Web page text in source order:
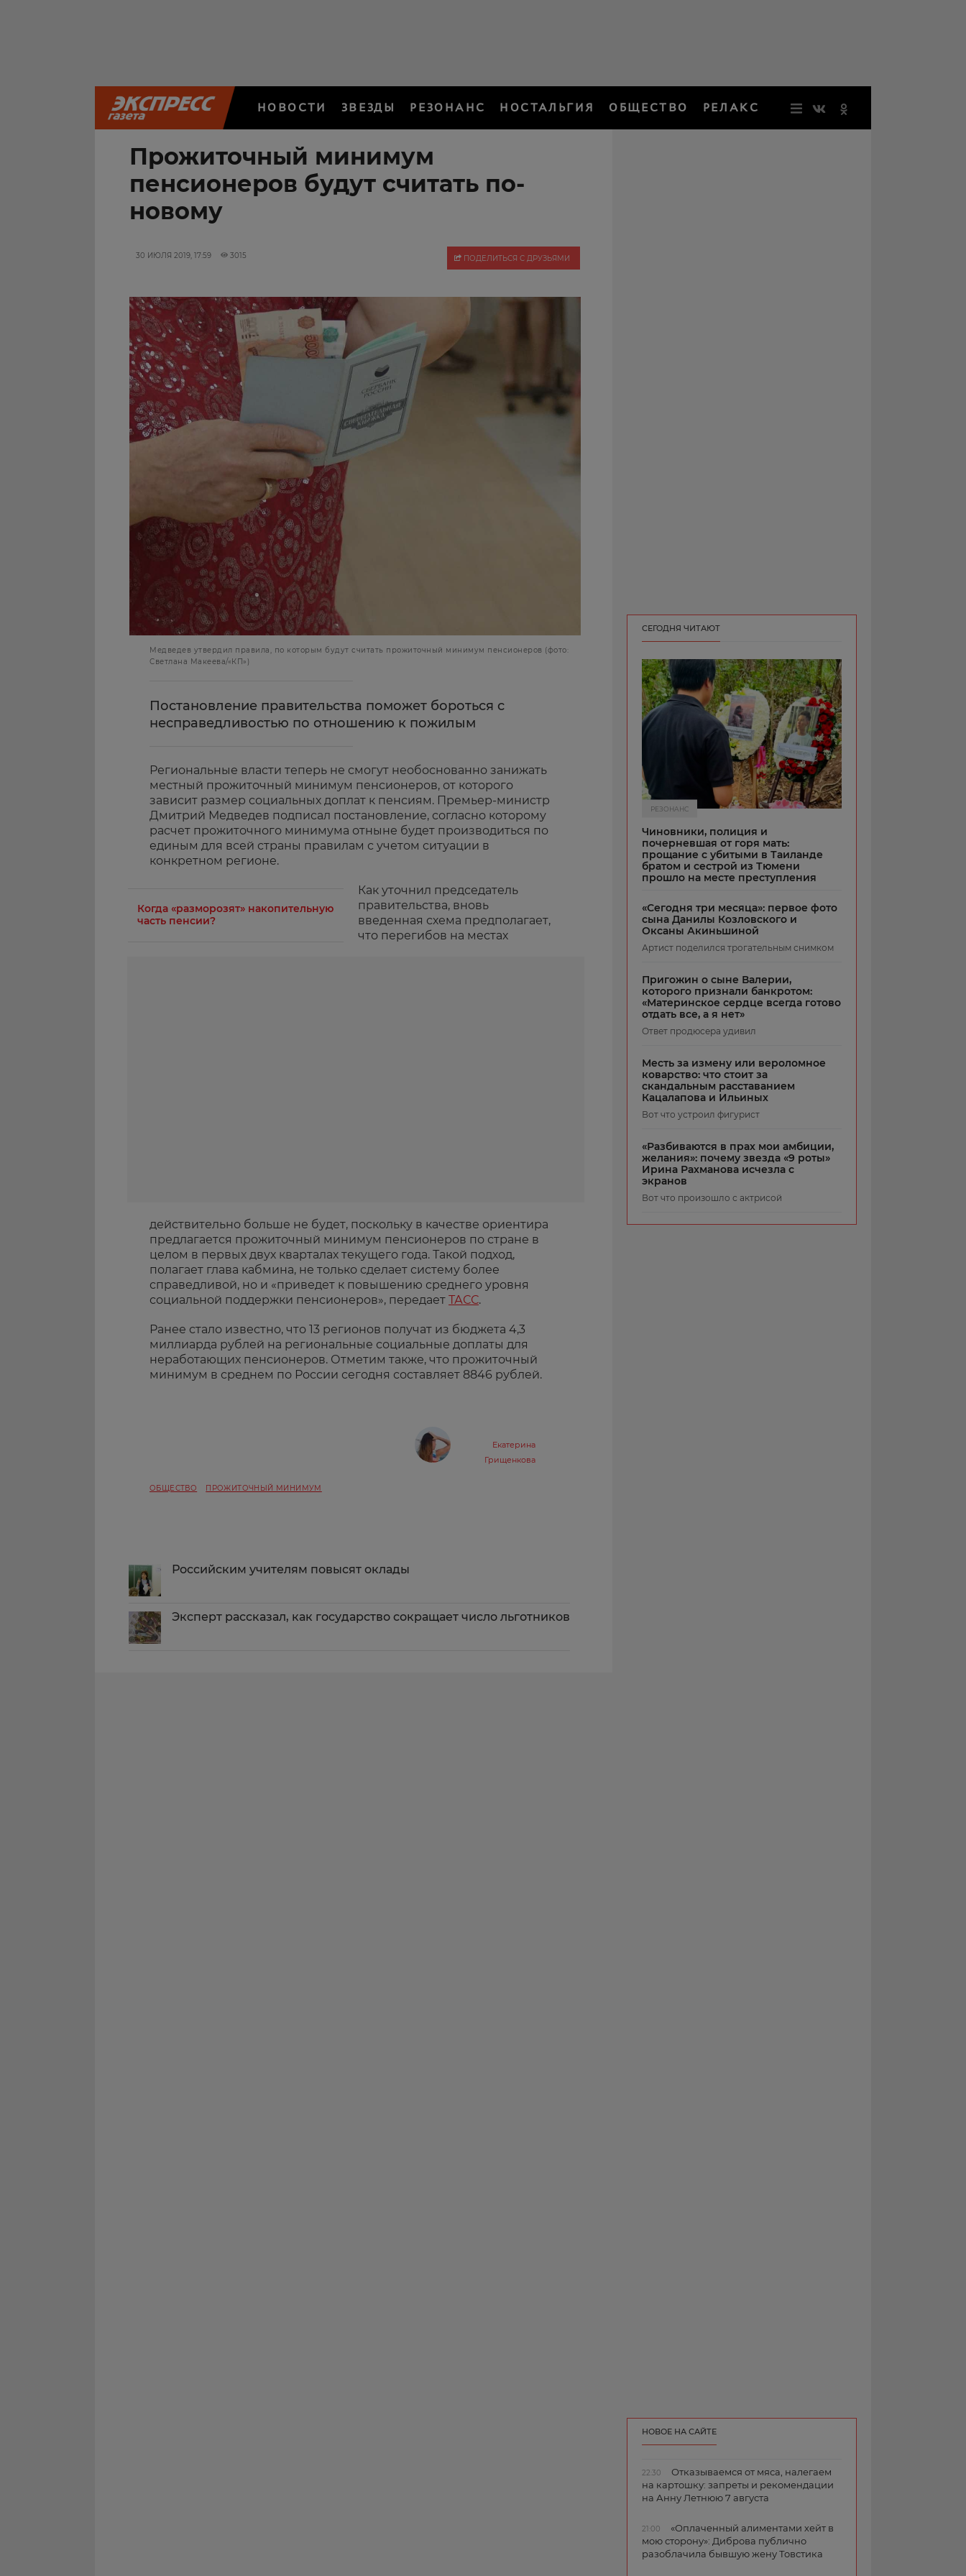
НОВОСТИ ЗВЕЗДЫ РЕЗОНАНС НОСТАЛЬГИЯ ОБЩЕСТВО РЕЛАКС
Прожиточный минимум
пенсионеров будут считать по-
новому
30 ИЮЛЯ 2019, 17:59 3015 ПОДЕЛИТЬСЯ С ДРУЗЬЯМИ
Медведев утвердил правила, по которым будут считать прожиточный минимум пенсионеров (фото:
Светлана Макеева/«КП»)
Постановление правительства поможет бороться с
несправедливостью по отношению к пожилым
Региональные власти теперь не смогут необоснованно занижать
местный прожиточный минимум пенсионеров, от которого
зависит размер социальных доплат к пенсиям. Премьер-министр
Дмитрий Медведев подписал постановление, согласно которому
расчет прожиточного минимума отныне будет производиться по
единым для всей страны правилам с учетом ситуации в
конкретном регионе.
Когда «разморозят» накопительную
часть пенсии?
Как уточнил председатель
правительства, вновь
введенная схема предполагает,
что перегибов на местах
действительно больше не будет, поскольку в качестве ориентира
предлагается прожиточный минимум пенсионеров по стране в
целом в первых двух кварталах текущего года. Такой подход,
полагает глава кабмина, не только сделает систему более
справедливой, но и «приведет к повышению среднего уровня
социальной поддержки пенсионеров», передает ТАСС.
Ранее стало известно, что 13 регионов получат из бюджета 4,3
миллиарда рублей на региональные социальные доплаты для
неработающих пенсионеров. Отметим также, что прожиточный
минимум в среднем по России сегодня составляет 8846 рублей.
Екатерина
Грищенкова
ОБЩЕСТВО ПРОЖИТОЧНЫЙ МИНИМУМ
Российским учителям повысят оклады
Эксперт рассказал, как государство сокращает число льготников
СЕГОДНЯ ЧИТАЮТ
РЕЗОНАНС
Чиновники, полиция и
почерневшая от горя мать:
прощание с убитыми в Таиланде
братом и сестрой из Тюмени
прошло на месте преступления
«Сегодня три месяца»: первое фото
сына Данилы Козловского и
Оксаны Акиньшиной
Артист поделился трогательным снимком
Пригожин о сыне Валерии,
которого признали банкротом:
«Материнское сердце всегда готово
отдать все, а я нет»
Ответ продюсера удивил
Месть за измену или вероломное
коварство: что стоит за
скандальным расставанием
Кацалапова и Ильиных
Вот что устроил фигурист
«Разбиваются в прах мои амбиции,
желания»: почему звезда «9 роты»
Ирина Рахманова исчезла с
экранов
Вот что произошло с актрисой
НОВОЕ НА САЙТЕ
22:30
Отказываемся от мяса, налегаем
на картошку: запреты и рекомендации
на Анну Летнюю 7 августа
21:00
«Оплаченный алиментами хейт в
мою сторону»: Диброва публично
разоблачила бывшую жену Товстика